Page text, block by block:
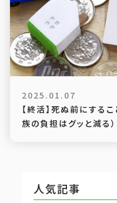
2025.01.07
【終活】死ぬ前にする
族の負担はグッと減る）
人気記事